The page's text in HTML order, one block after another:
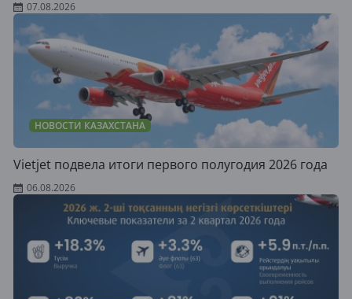
07.08.2026
НОВОСТИ КАЗАХСТАНА
Vietjet подвела итоги первого полугодия 2026 года
06.08.2026